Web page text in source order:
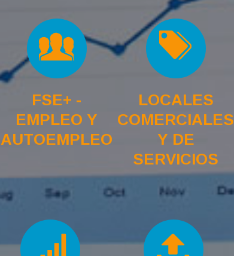
FSE+ -
EMPLEO Y
AUTOEMPLEO
LOCALES
COMERCIALES
Y DE
SERVICIOS